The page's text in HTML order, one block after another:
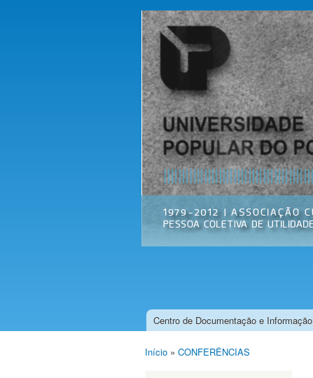
Universidade
Popular do
Porto
Associação
Cultural
Menu principal
Centro de Documentação e Informação
Início » CONFERÊNCIAS